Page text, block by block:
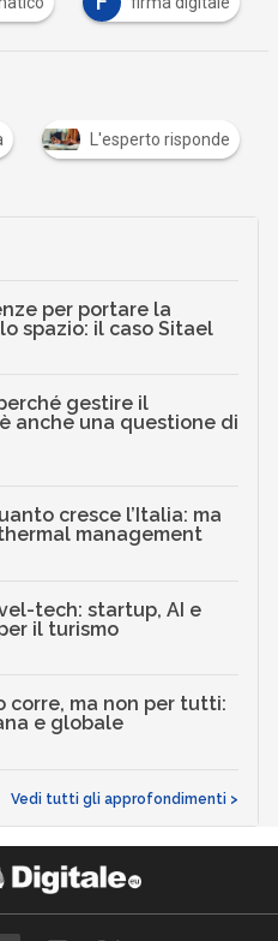
L'esperto risponde
per portare la
spazio: il caso Sitael
gestire il
anche una questione di
cresce l’Italia: ma
management
tech: startup, AI e
il turismo
corre, ma non per tutti:
e globale
Vedi tutti gli approfondimenti >